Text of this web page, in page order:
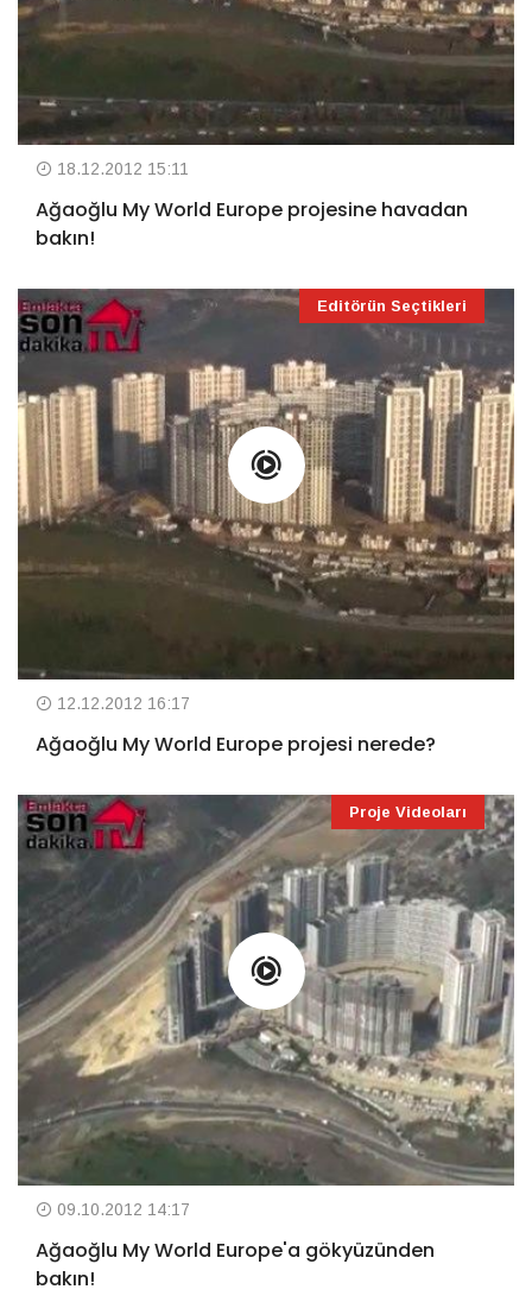
18.12.2012 15:11
Ağaoğlu My World Europe projesine havadan
bakın!
Editörün Seçtikleri
12.12.2012 16:17
Ağaoğlu My World Europe projesi nerede?
Proje Videoları
09.10.2012 14:17
Ağaoğlu My World Europe'a gökyüzünden
bakın!